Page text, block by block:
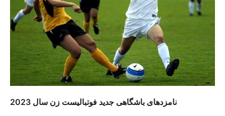
نامزدهای باشگاهی جدید فوتبالیست زن سال 2023